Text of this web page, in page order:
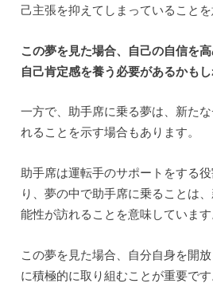
己主張を抑えてしまっていることを
この夢を見た場合、自己の自信を
自己肯定感を養う必要があるかもし
一方で、助手席に乗る夢は、新た
れることを示す場合もあります。
助手席は運転手のサポートをする
り、夢の中で助手席に乗ることは
能性が訪れることを意味しています
この夢を見た場合、自分自身を開
に積極的に取り組むことが重要です